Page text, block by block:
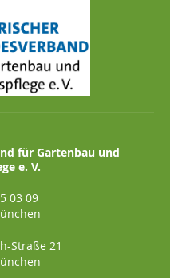
für Gartenbau und
e. V.
03 09
Straße 21